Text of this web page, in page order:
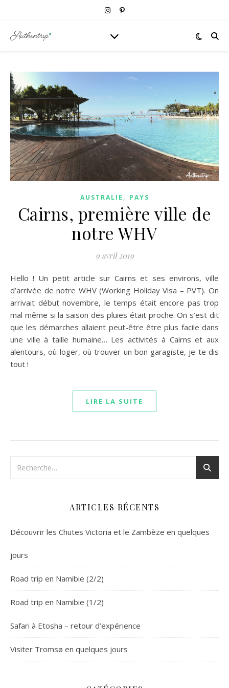
AUSTRALIE , PAYS
Cairns, première ville de
notre WHV
9 avril 2019
Hello ! Un petit article sur Cairns et ses environs, ville
d’arrivée de notre WHV (Working Holiday Visa – PVT). On
arrivait début novembre, le temps était encore pas trop
mal même si la saison des pluies était proche. On s’est dit
que les démarches allaient peut-être être plus facile dans
une ville à taille humaine… Les activités à Cairns et aux
alentours, où loger, où trouver un bon garagiste, je te dis
tout !
LIRE LA SUITE
ARTICLES RÉCENTS
Découvrir les Chutes Victoria et le Zambèze en quelques
jours
Road trip en Namibie (2/2)
Road trip en Namibie (1/2)
Safari à Etosha – retour d’expérience
Visiter Tromsø en quelques jours